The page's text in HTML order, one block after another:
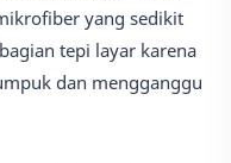
yang sedikit
tepi layar karena
dan mengganggu